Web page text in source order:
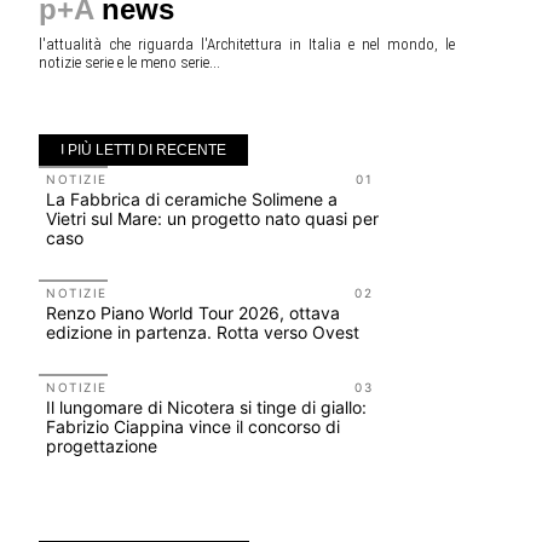
p+A news
l'attualità che riguarda l'Architettura in Italia e nel mondo, le
notizie serie e le meno serie...
I PIÙ LETTI DI RECENTE
01
NOTIZIE
La Fabbrica di ceramiche Solimene a
Vietri sul Mare: un progetto nato quasi per
caso
02
NOTIZIE
Renzo Piano World Tour 2026, ottava
edizione in partenza. Rotta verso Ovest
03
NOTIZIE
Il lungomare di Nicotera si tinge di giallo:
Fabrizio Ciappina vince il concorso di
progettazione